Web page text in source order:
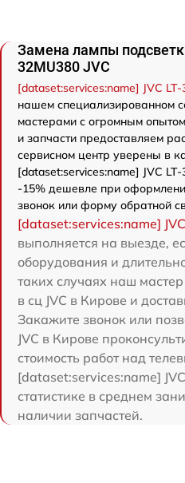
Замена лампы
32MU380 JVC
[dataset:services:name] JVC
нашем специализированном
мастерами с огромным
и запчасти предоставляем
сервисном центр уверены в
[dataset:services:name] JVC
-15% дешевле при
звонок или форму обратной
[dataset:services:name]
выполняется на выезде,
оборудования и
таких случаях наш
в сц JVC в Кирове и
Закажите звонок или
JVC в Кирове
стоимость работ над
[dataset:services:name]
статистике в среднем
наличии запчастей.